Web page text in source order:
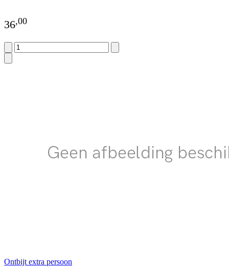
36,00
Ontbijt extra persoon